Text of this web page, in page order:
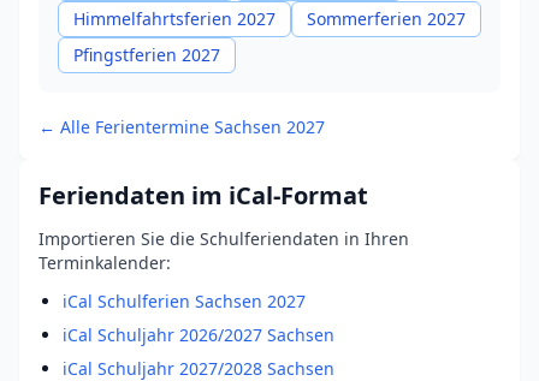
Himmelfahrtsferien 2027
Sommerferien 2027
Pfingstferien 2027
← Alle Ferientermine Sachsen 2027
Feriendaten im iCal-Format
Importieren Sie die Schulferiendaten in Ihren
Terminkalender:
iCal Schulferien Sachsen 2027
iCal Schuljahr 2026/2027 Sachsen
iCal Schuljahr 2027/2028 Sachsen